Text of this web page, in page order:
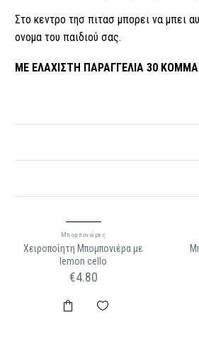
Στο κεντρο τησ πιτασ μπορει να μπει
ονομα του παιδιού σας.
ΜΕ ΕΛΑΧΙΣΤΗ ΠΑΡΑΓΓΕΛΙΑ 30
Μπομπονιέρες
Χειροποίητη Μπομπονιέρα με
lemon cello
€4.80